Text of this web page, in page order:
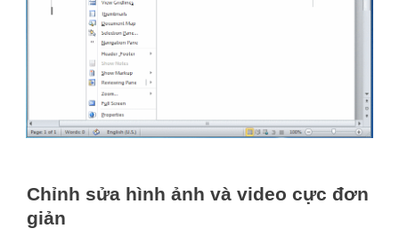
Chỉnh sửa hình ảnh và video cực đơn
giản